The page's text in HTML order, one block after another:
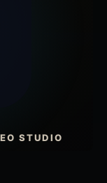
STUDIO